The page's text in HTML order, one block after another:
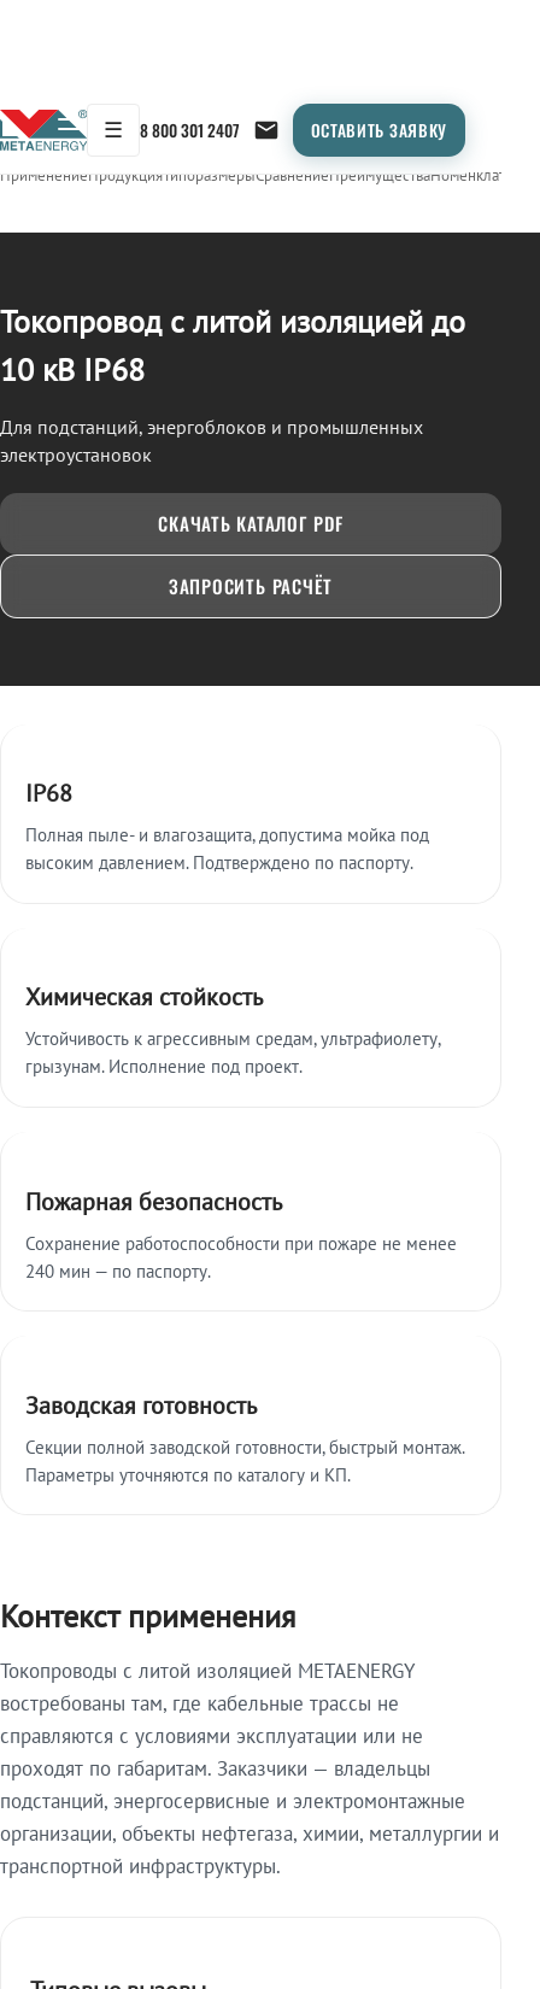
☰ 8 800 301 2407 ОСТАВИТЬ ЗАЯВКУ
← Продукция/ТОКОПРОВОД
ПрименениеПродукцияТипоразмерыСравнениеПреимуществаНоменклатура
Токопровод с литой изоляцией до
10 кВ IP68
Для подстанций, энергоблоков и промышленных
электроустановок
СКАЧАТЬ КАТАЛОГ PDF
ЗАПРОСИТЬ РАСЧЁТ
IP68
Полная пыле- и влагозащита, допустима мойка под
высоким давлением. Подтверждено по паспорту.
Химическая стойкость
Устойчивость к агрессивным средам, ультрафиолету,
грызунам. Исполнение под проект.
Пожарная безопасность
Сохранение работоспособности при пожаре не менее
240 мин — по паспорту.
Заводская готовность
Секции полной заводской готовности, быстрый монтаж.
Параметры уточняются по каталогу и КП.
Контекст применения
Токопроводы с литой изоляцией METAENERGY
востребованы там, где кабельные трассы не
справляются с условиями эксплуатации или не
проходят по габаритам. Заказчики — владельцы
подстанций, энергосервисные и электромонтажные
организации, объекты нефтегаза, химии, металлургии и
транспортной инфраструктуры.